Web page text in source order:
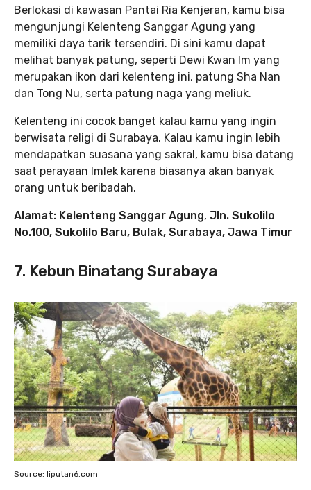
Berlokasi di kawasan Pantai Ria Kenjeran, kamu bisa
mengunjungi Kelenteng Sanggar Agung yang
memiliki daya tarik tersendiri. Di sini kamu dapat
melihat banyak patung, seperti Dewi Kwan Im yang
merupakan ikon dari kelenteng ini, patung Sha Nan
dan Tong Nu, serta patung naga yang meliuk.
Kelenteng ini cocok banget kalau kamu yang ingin
berwisata religi di Surabaya. Kalau kamu ingin lebih
mendapatkan suasana yang sakral, kamu bisa datang
saat perayaan Imlek karena biasanya akan banyak
orang untuk beribadah.
Alamat: Kelenteng Sanggar Agung, Jln. Sukolilo
No.100, Sukolilo Baru, Bulak, Surabaya, Jawa Timur
7. Kebun Binatang Surabaya
Source: liputan6.com